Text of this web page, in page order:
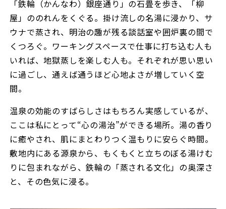
「鉄輪（かんなわ）銀座通り」の石畳を歩き、「柳
屋」ののれんをくぐる。掛け流しの名湯に浸かり、サ
ウナで蒸され、明治の趣が残る談話室や囲炉裏の間で
くつろぐ。ワーキングスペースで仕事に打ち込む人も
いれば、地獄蒸しを楽しむ人も。それぞれが思い思い
に過ごし、通えば通うほど心地よさが増していく空
間。
温泉の効能のすばらしさはもちろん実感しているが、
ここは私にとって“心の湯治”ができる場所。湯の香り
に癒やされ、肌にまとわりつく温もりに安らぐ時間。
敷地内にある源泉から、もくもくと立ちのぼる湯けむ
りに包まれながら、鉄輪の「蒸される文化」の奥深さ
と、その色気に浸る。